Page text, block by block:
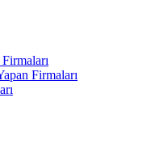
Firmaları